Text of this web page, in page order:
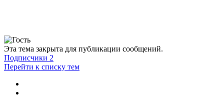
Эта тема закрыта для публикации сообщений.
Подписчики 2
Перейти к списку тем